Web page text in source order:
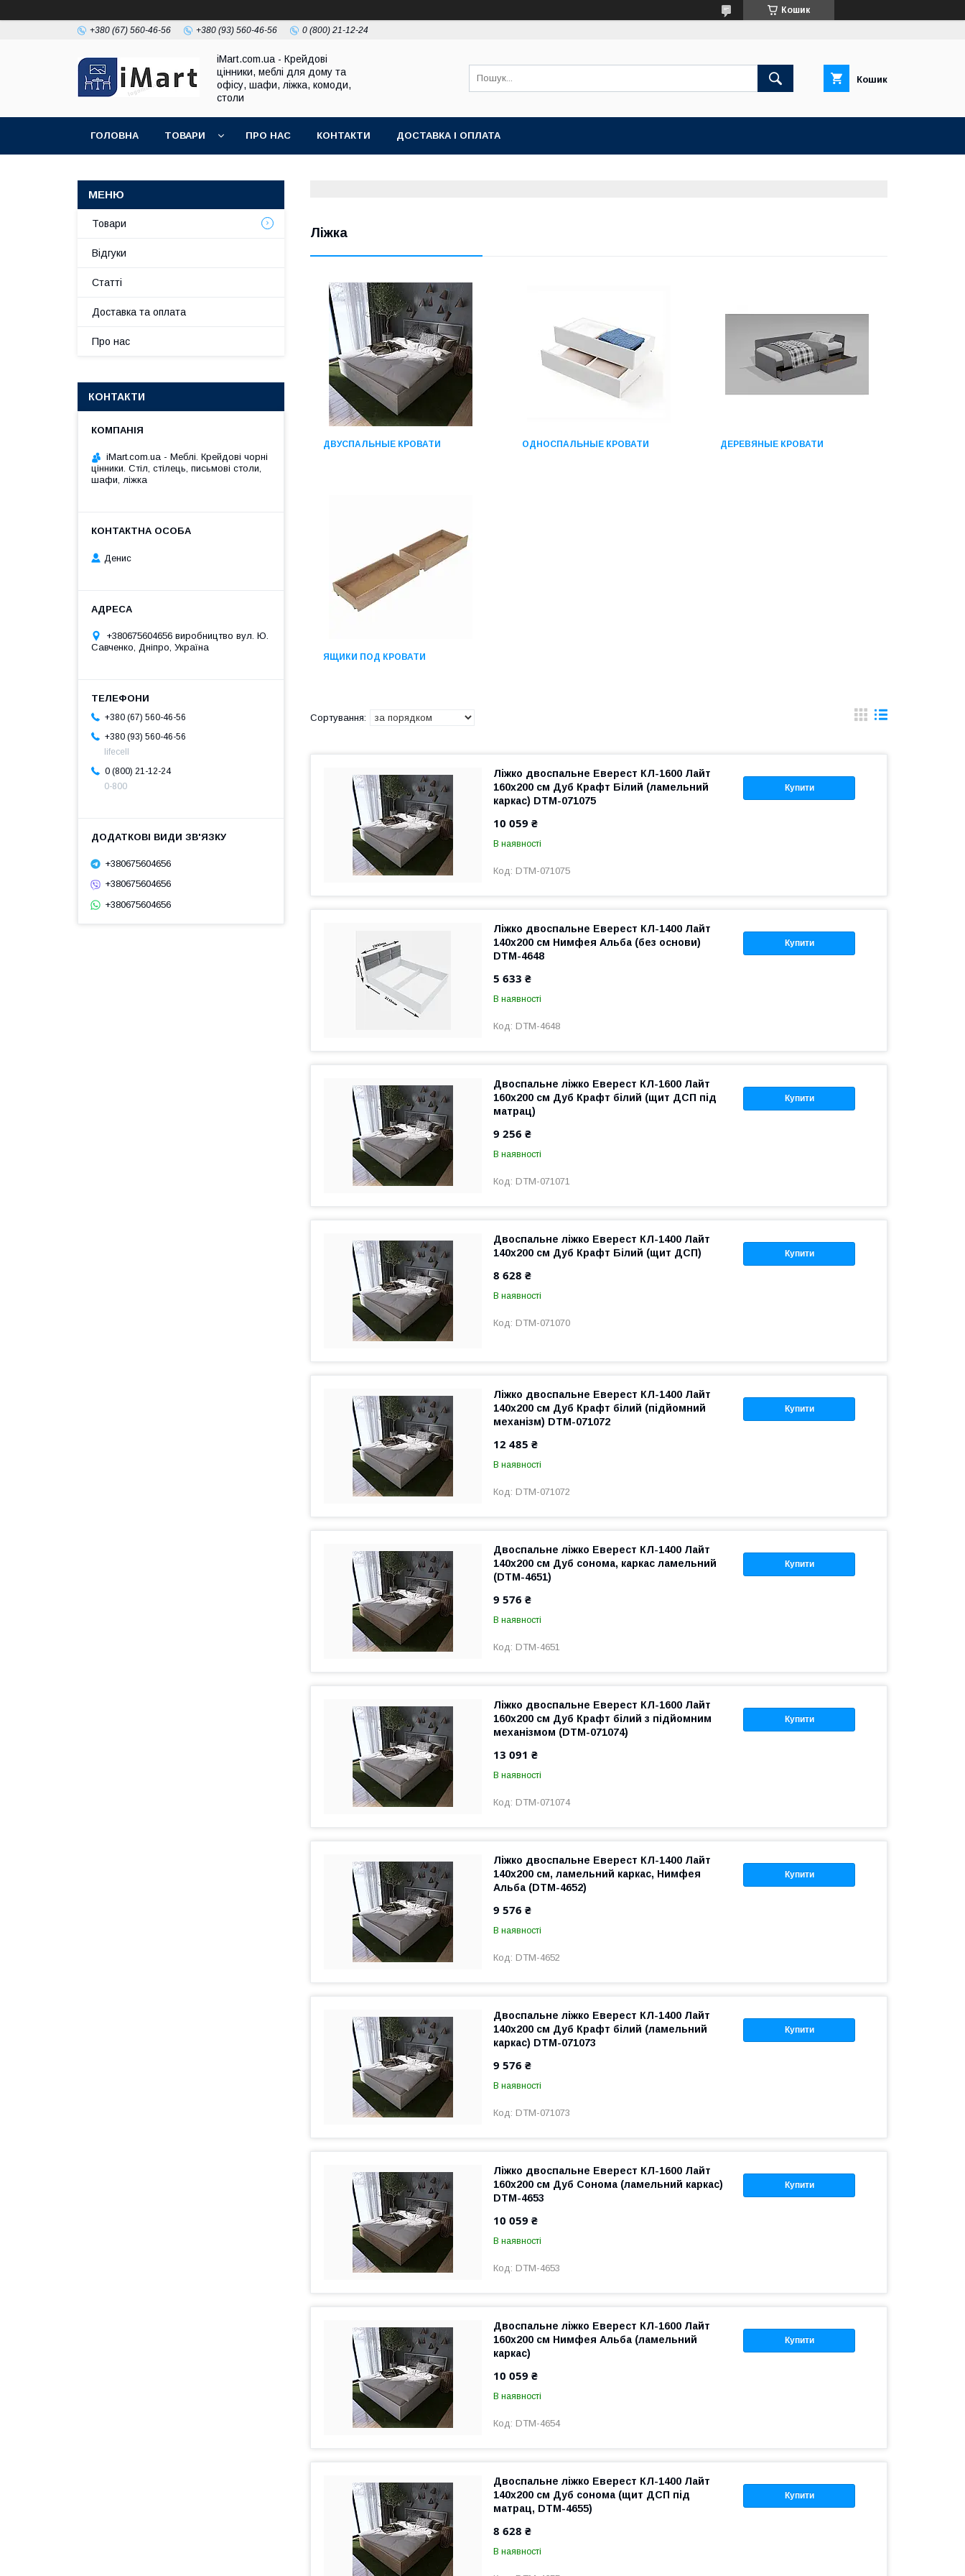
Кошик
+380 (67) 560-46-56 +380 (93) 560-46-56 0 (800) 21-12-24
iMart.com.ua - Крейдові
цінники, меблі для дому та
офісу, шафи, ліжка, комоди,
столи
Кошик
ГОЛОВНА ТОВАРИ ПРО НАС КОНТАКТИ ДОСТАВКА І ОПЛАТА
Ліжка
ДВУСПАЛЬНЫЕ КРОВАТИ ОДНОСПАЛЬНЫЕ КРОВАТИ ДЕРЕВЯНЫЕ КРОВАТИ
ЯЩИКИ ПОД КРОВАТИ
Купити
Ліжко двоспальне Еверест КЛ-1600 Лайт
160х200 см Дуб Крафт Білий (ламельний
каркас) DTM-071075
10 059 ₴
В наявності
DTM-071075
Купити
Ліжко двоспальне Еверест КЛ-1400 Лайт
140х200 см Нимфея Альба (без основи)
DTM-4648
5 633 ₴
В наявності
DTM-4648
Купити
Двоспальне ліжко Еверест КЛ-1600 Лайт
160х200 см Дуб Крафт білий (щит ДСП під
матрац)
9 256 ₴
В наявності
DTM-071071
Купити
Двоспальне ліжко Еверест КЛ-1400 Лайт
140х200 см Дуб Крафт Білий (щит ДСП)
8 628 ₴
В наявності
DTM-071070
Купити
Ліжко двоспальне Еверест КЛ-1400 Лайт
140х200 см Дуб Крафт білий (підйомний
механізм) DTM-071072
12 485 ₴
В наявності
DTM-071072
Купити
Двоспальне ліжко Еверест КЛ-1400 Лайт
140х200 см Дуб сонома, каркас ламельний
(DTM-4651)
9 576 ₴
В наявності
DTM-4651
Купити
Ліжко двоспальне Еверест КЛ-1600 Лайт
160х200 см Дуб Крафт білий з підйомним
механізмом (DTM-071074)
13 091 ₴
В наявності
DTM-071074
Купити
Ліжко двоспальне Еверест КЛ-1400 Лайт
140х200 см, ламельний каркас, Нимфея
Альба (DTM-4652)
9 576 ₴
В наявності
DTM-4652
Купити
Двоспальне ліжко Еверест КЛ-1400 Лайт
140х200 см Дуб Крафт білий (ламельний
каркас) DTM-071073
9 576 ₴
В наявності
DTM-071073
Купити
Ліжко двоспальне Еверест КЛ-1600 Лайт
160x200 см Дуб Сонома (ламельний каркас)
DTM-4653
10 059 ₴
В наявності
DTM-4653
Купити
Двоспальне ліжко Еверест КЛ-1600 Лайт
160х200 см Нимфея Альба (ламельний
каркас)
10 059 ₴
В наявності
DTM-4654
Купити
Двоспальне ліжко Еверест КЛ-1400 Лайт
140х200 см Дуб сонома (щит ДСП під
матрац, DTM-4655)
8 628 ₴
В наявності
Товари
Відгуки
Cтатті
Доставка та оплата
Про нас
КОНТАКТИ
iMart.com.ua - Меблі. Крейдові чорні
цінники. Стіл, стілець, письмові столи,
шафи, ліжка
Денис
+380675604656 виробництво вул. Ю.
Савченко, Дніпро, Україна
+380 (67) 560-46-56
+380 (93) 560-46-56
lifecell
0 (800) 21-12-24
0-800
+380675604656
+380675604656
+380675604656